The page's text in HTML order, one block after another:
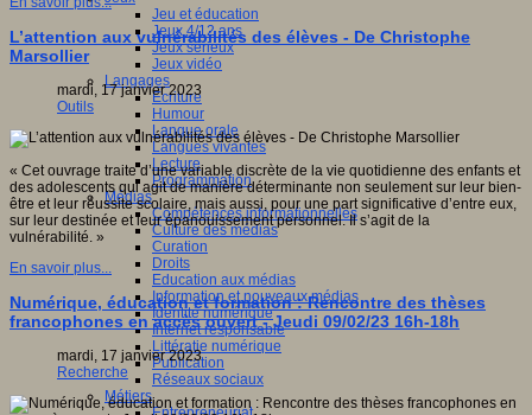
Jeu et éducation
Jeux 4/12 ans
Jeux sérieux
Jeux vidéo
Langages
Ecriture
Humour
Langue orale
Langues vivantes
Lecture
Programmation
Médias
Compétences informationnelles
Culture des médias
Curation
Droits
Education aux médias
Information et nouveaux médias
Identité numérique
Internet responsable
Littératie numérique
Publication
Réseaux sociaux
Métiers
L’attention aux vulnérabilités des élèves - De Christophe
Marsollier
mardi, 17 janvier 2023
Outils
« Cet ouvrage traite d’une variable discrète de la vie quotidienne des enfants et
des adolescents qui agit de manière déterminante non seulement sur leur bien-
être et leur réussite scolaire, mais aussi, pour une part significative d’entre eux,
sur leur destinée et leur épanouissement personnel. Il s’agit de la
vulnérabilité. »
En savoir plus...
Numérique, éducation et formation : Rencontre des thèses
francophones en accès ouvert - Jeudi 09/02/23 16h-18h
mardi, 17 janvier 2023
Recherche